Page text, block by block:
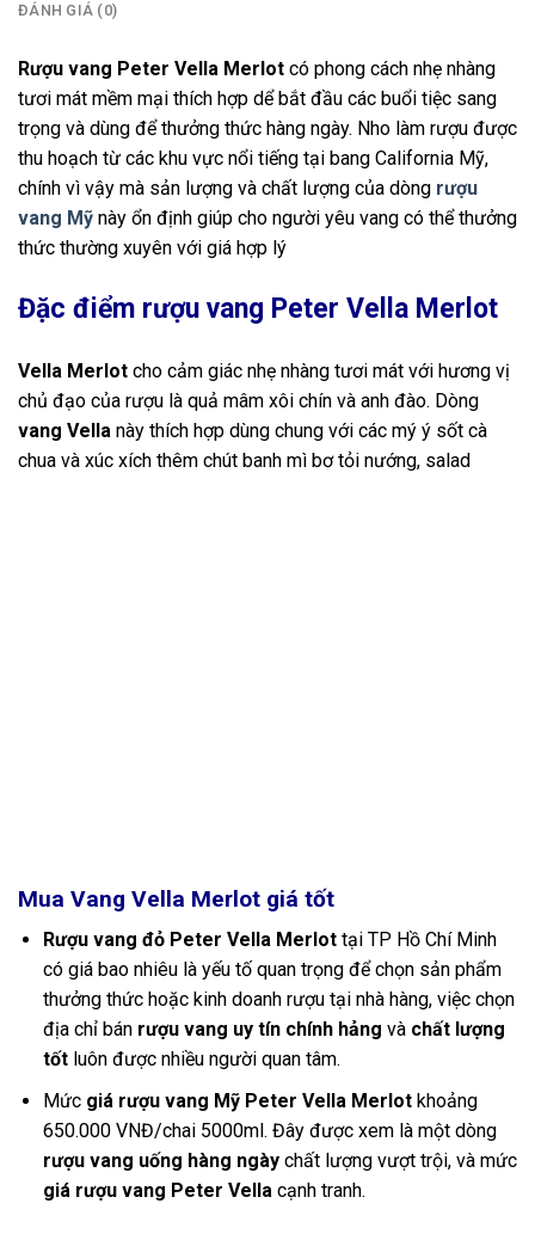
ĐÁNH GIÁ (0)
Rượu vang Peter Vella Merlot có phong cách nhẹ nhàng
tươi mát mềm mại thích hợp dể bắt đầu các buổi tiệc sang
trọng và dùng để thưởng thức hàng ngày. Nho làm rượu được
thu hoạch từ các khu vực nổi tiếng tại bang California Mỹ,
chính vì vậy mà sản lượng và chất lượng của dòng rượu
vang Mỹ này ổn định giúp cho người yêu vang có thể thưởng
thức thường xuyên với giá hợp lý
Đặc điểm rượu vang Peter Vella Merlot
Vella Merlot cho cảm giác nhẹ nhàng tươi mát với hương vị
chủ đạo của rượu là quả mâm xôi chín và anh đào. Dòng
vang Vella này thích hợp dùng chung với các mý ý sốt cà
chua và xúc xích thêm chút banh mì bơ tỏi nướng, salad
Mua Vang Vella Merlot giá tốt
Rượu vang đỏ Peter Vella Merlot tại TP Hồ Chí Minh
có giá bao nhiêu là yếu tố quan trọng để chọn sản phẩm
thưởng thức hoặc kinh doanh rượu tại nhà hàng, việc chọn
địa chỉ bán rượu vang uy tín chính hảng và chất lượng
tốt luôn được nhiều người quan tâm.
Mức giá rượu vang Mỹ Peter Vella Merlot khoảng
650.000 VNĐ/chai 5000ml. Đây được xem là một dòng
rượu vang uống hàng ngàychất lượng vượt trội, và mức
giá rượu vang Peter Vella cạnh tranh.